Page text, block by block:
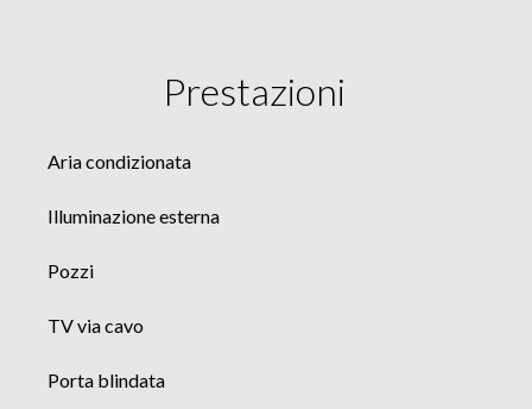
Prestazioni
Aria condizionata
Illuminazione esterna
Pozzi
TV via cavo
Porta blindata